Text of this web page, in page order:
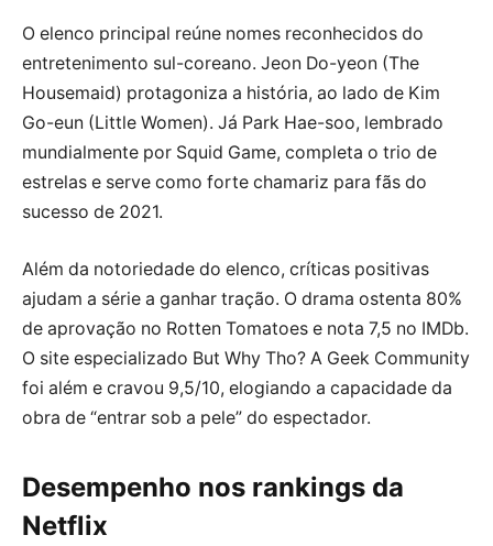
O elenco principal reúne nomes reconhecidos do
entretenimento sul-coreano. Jeon Do-yeon (The
Housemaid) protagoniza a história, ao lado de Kim
Go-eun (Little Women). Já Park Hae-soo, lembrado
mundialmente por Squid Game, completa o trio de
estrelas e serve como forte chamariz para fãs do
sucesso de 2021.
Além da notoriedade do elenco, críticas positivas
ajudam a série a ganhar tração. O drama ostenta 80%
de aprovação no Rotten Tomatoes e nota 7,5 no IMDb.
O site especializado But Why Tho? A Geek Community
foi além e cravou 9,5/10, elogiando a capacidade da
obra de “entrar sob a pele” do espectador.
Desempenho nos rankings da
Netflix